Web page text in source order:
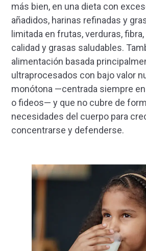
más bien, en una dieta con
añadidos, harinas refinadas y
limitada en frutas, verduras,
calidad y grasas saludables.
alimentación basada
ultraprocesados con bajo valor
monótona —centrada siempre en
o fideos— y que no cubre de
necesidades del cuerpo para
concentrarse y defenderse.